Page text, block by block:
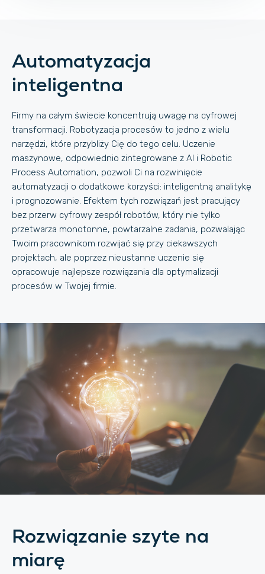
Automatyzacja
inteligentna
Firmy na całym świecie koncentrują uwagę na cyfrowej
transformacji. Robotyzacja procesów to jedno z wielu
narzędzi, które przybliży Cię do tego celu. Uczenie
maszynowe, odpowiednio zintegrowane z AI i Robotic
Process Automation, pozwoli Ci na rozwinięcie
automatyzacji o dodatkowe korzyści: inteligentną analitykę
i prognozowanie. Efektem tych rozwiązań jest pracujący
bez przerw cyfrowy zespół robotów, który nie tylko
przetwarza monotonne, powtarzalne zadania, pozwalając
Twoim pracownikom rozwijać się przy ciekawszych
projektach, ale poprzez nieustanne uczenie się
opracowuje najlepsze rozwiązania dla optymalizacji
procesów w Twojej firmie.
Rozwiązanie szyte na
miarę